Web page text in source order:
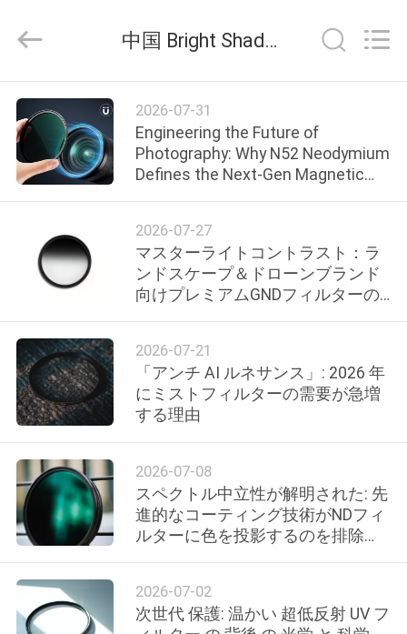
家
プ
ロ
私
達
に
つ
い
て
工
2020
Bright
Technology
Rights
中国 Bright Shadow Technology Ltd. 企業ニュース
2026-07-31
Engineering the Future of
Photography: Why N52 Neodymium
Defines the Next-Gen Magnetic
2026-07-27
マスターライトコントラスト：ラ
ンドスケープ＆ドローンブランド
向けプレミアムGNDフィルターの
2026-07-21
「アンチ AI ルネサンス」: 2026 年
にミストフィルターの需要が急増
する理由
2026-07-08
スペクトル中立性が解明された: 先
進的なコーティング技術がNDフィ
ルターに色を投影するのを排除す
2026-07-02
次世代 保護: 温かい 超低反射 UV フ